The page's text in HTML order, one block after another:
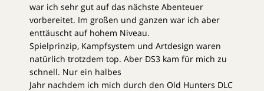
war ich sehr gut auf das nächste Abenteuer
vorbereitet. Im großen und ganzen war ich aber
enttäuscht auf hohem Niveau.
Spielprinzip, Kampfsystem und Artdesign waren
natürlich trotzdem top. Aber DS3 kam für mich zu
schnell. Nur ein halbes
Jahr nachdem ich mich durch den Old Hunters DLC